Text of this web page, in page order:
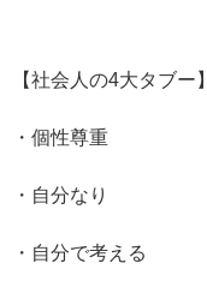
【社会人の4大タブー】
・個性尊重
・自分なり
・自分で考える